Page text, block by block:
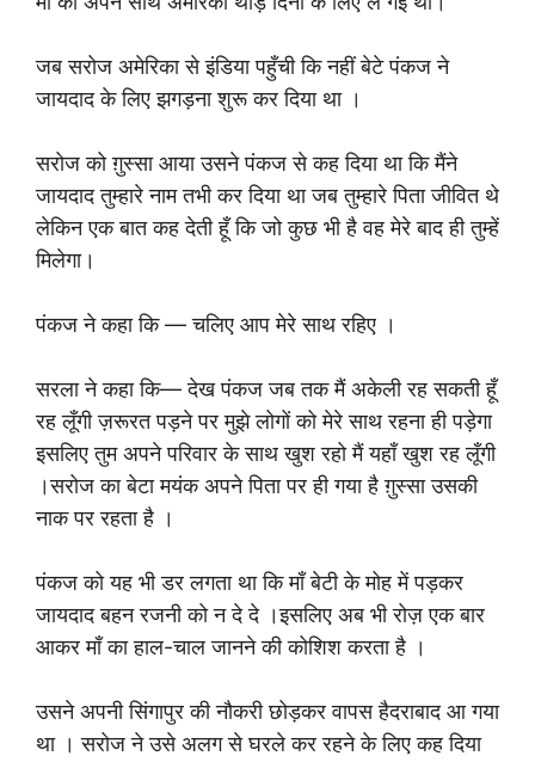
जब सरोज अमेरिका से इंडिया पहुँची कि नहीं बेटे पंकज ने
जायदाद के लिए झगड़ना शुरू कर दिया था ।
सरोज को ग़ुस्सा आया उसने पंकज से कह दिया था कि मैंने
जायदाद तुम्हारे नाम तभी कर दिया था जब तुम्हारे पिता जीवित थे
लेकिन एक बात कह देती हूँ कि जो कुछ भी है वह मेरे बाद ही तुम्हें
मिलेगा।
पंकज ने कहा कि — चलिए आप मेरे साथ रहिए ।
सरला ने कहा कि— देख पंकज जब तक मैं अकेली रह सकती हूँ
रह लूँगी ज़रूरत पड़ने पर मुझे लोगों को मेरे साथ रहना ही पड़ेगा
इसलिए तुम अपने परिवार के साथ खुश रहो मैं यहाँ खुश रह लूँगी
।सरोज का बेटा मयंक अपने पिता पर ही गया है ग़ुस्सा उसकी
नाक पर रहता है ।
पंकज को यह भी डर लगता था कि माँ बेटी के मोह में पड़कर
जायदाद बहन रजनी को न दे दे ।इसलिए अब भी रोज़ एक बार
आकर माँ का हाल-चाल जानने की कोशिश करता है ।
उसने अपनी सिंगापुर की नौकरी छोड़कर वापस हैदराबाद आ गया
था । सरोज ने उसे अलग से घरले कर रहने के लिए कह दिया